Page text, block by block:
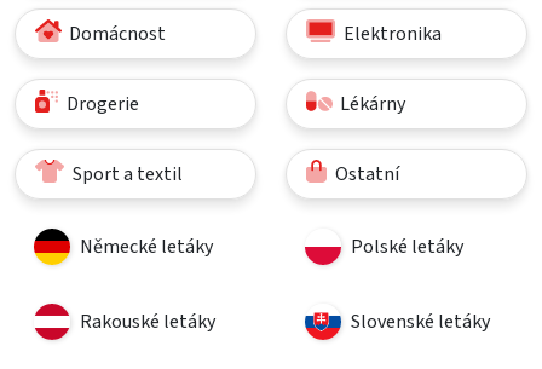
Domácnost Elektronika
Drogerie Lékárny
Sport a textil Ostatní
Německé letáky Polské letáky
Rakouské letáky Slovenské letáky